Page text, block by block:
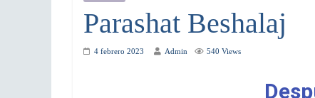
Parashat Beshalaj
4 febrero 2023 Admin 540 Views